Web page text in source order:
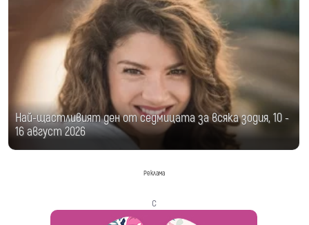
Най-щастливият ден от седмицата за всяка зодия, 10 -
16 август 2026
Реклама
с